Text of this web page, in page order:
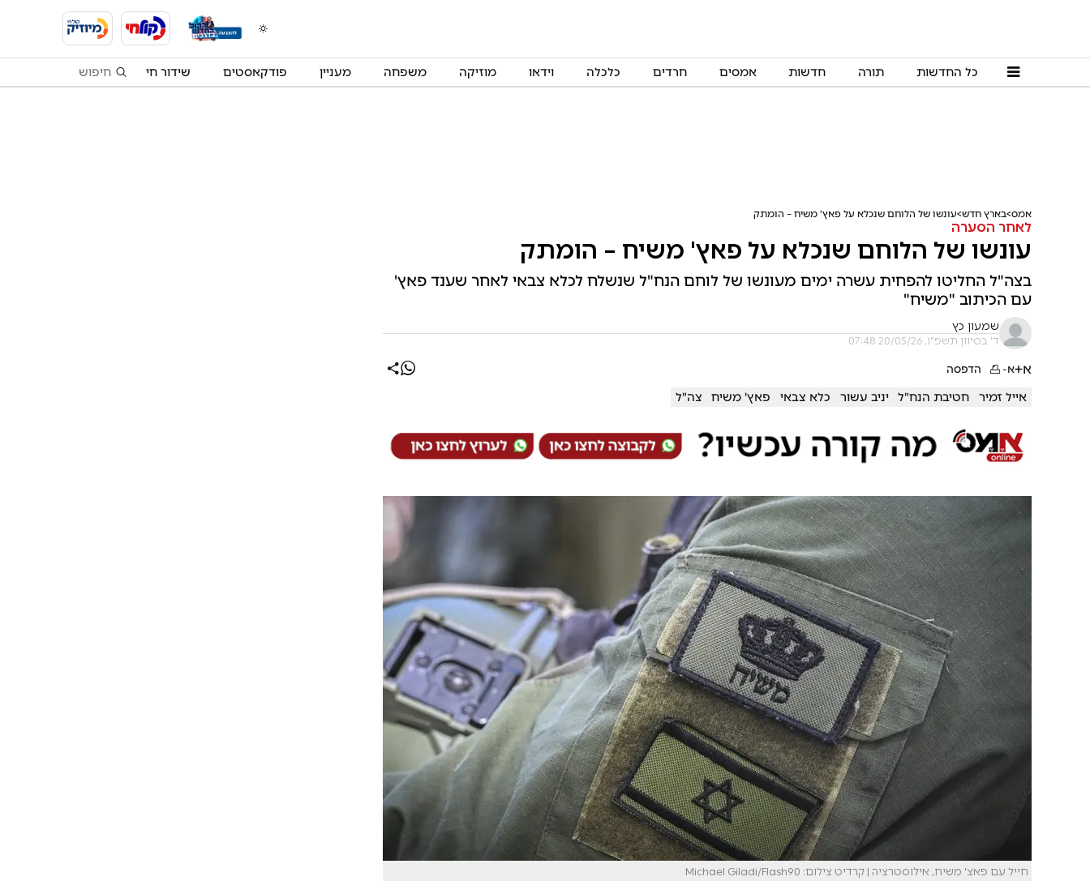
כל החדשות תורה חדשות אמסים חרדים כלכלה וידאו מוזיקה משפחה מעניין פודקאסטים שידור חי
אמס בארץ חדש עונשו של הלוחם שנכלא על פאץ' משיח – הומתק
לאחר הסערה
עונשו של הלוחם שנכלא על פאץ' משיח – הומתק
בצה"ל החליטו להפחית עשרה ימים מעונשו של לוחם הנח"ל שנשלח לכלא צבאי לאחר שענד פאץ'
עם הכיתוב "משיח"
שמעון כץ
ד' בסיוון תשפ"ו, 20/05/26 07:48
א+א- הדפסה
אייל זמיר חטיבת הנח"ל יניב עשור כלא צבאי פאץ' משיח צה"ל
חייל עם פאצ' משיח, אילוסטרציה | קרדיט צילום: Michael Giladi/Flash90